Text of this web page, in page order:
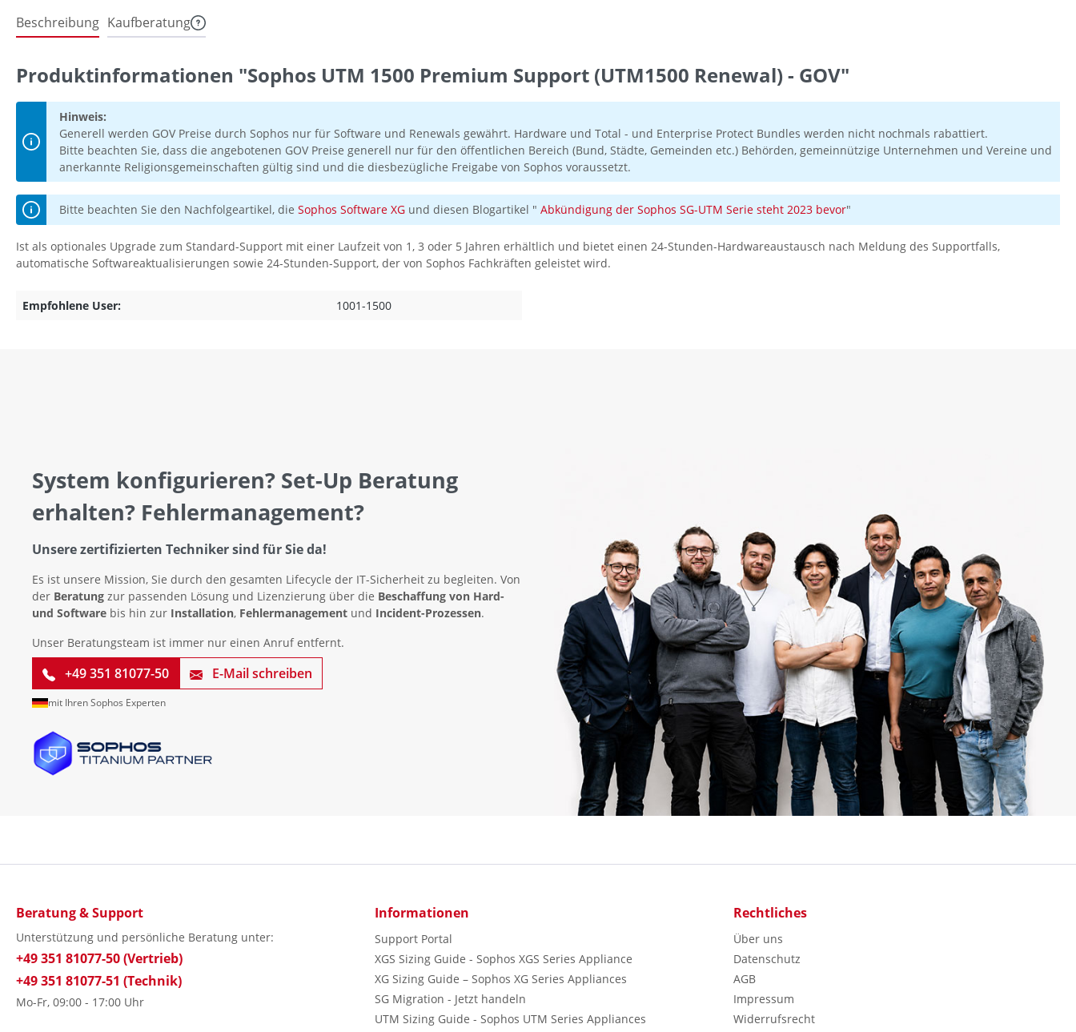
Beschreibung Kaufberatung
Produktinformationen "Sophos UTM 1500 Premium Support (UTM1500 Renewal) - GOV"
Hinweis:
Generell werden GOV Preise durch Sophos nur für Software und Renewals gewährt. Hardware und Total - und Enterprise Protect Bundles werden nicht nochmals rabattiert.
Bitte beachten Sie, dass die angebotenen GOV Preise generell nur für den öffentlichen Bereich (Bund, Städte, Gemeinden etc.) Behörden, gemeinnützige Unternehmen und Vereine und
anerkannte Religionsgemeinschaften gültig sind und die diesbezügliche Freigabe von Sophos voraussetzt.
Bitte beachten Sie den Nachfolgeartikel, die Sophos Software XG und diesen Blogartikel " Abkündigung der Sophos SG-UTM Serie steht 2023 bevor"
Ist als optionales Upgrade zum Standard-Support mit einer Laufzeit von 1, 3 oder 5 Jahren erhältlich und bietet einen 24-Stunden-Hardwareaustausch nach Meldung des Supportfalls,
automatische Softwareaktualisierungen sowie 24-Stunden-Support, der von Sophos Fachkräften geleistet wird.
Empfohlene User: 1001-1500
System konfigurieren? Set-Up Beratung
erhalten? Fehlermanagement?
Unsere zertifizierten Techniker sind für Sie da!
Es ist unsere Mission, Sie durch den gesamten Lifecycle der IT-Sicherheit zu begleiten. Von
der Beratung zur passenden Lösung und Lizenzierung über die Beschaffung von Hard-
und Software bis hin zur Installation, Fehlermanagement und Incident-Prozessen.
Unser Beratungsteam ist immer nur einen Anruf entfernt.
+49 351 81077-50 E-Mail schreiben
mit Ihren Sophos Experten
Beratung & Support
Unterstützung und persönliche Beratung unter:
+49 351 81077-50 (Vertrieb)
+49 351 81077-51 (Technik)
Mo-Fr, 09:00 - 17:00 Uhr
Informationen
Support Portal
XGS Sizing Guide - Sophos XGS Series Appliance
XG Sizing Guide – Sophos XG Series Appliances
SG Migration - Jetzt handeln
UTM Sizing Guide - Sophos UTM Series Appliances
Rechtliches
Über uns
Datenschutz
AGB
Impressum
Widerrufsrecht